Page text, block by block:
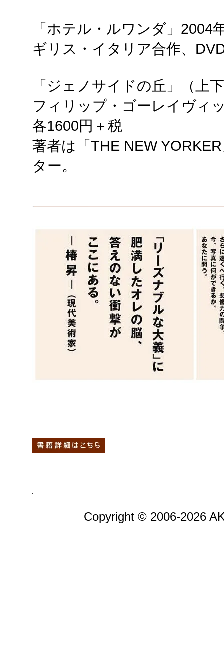
「ホテル・ルワンダ」2004
ギリス・イタリア合作、
「ジェノサイドの丘」（上
フィリップ・ゴーレイヴィ
各1600円＋税
著者は「THE NEW
ター。
Copyright © 2006-2026